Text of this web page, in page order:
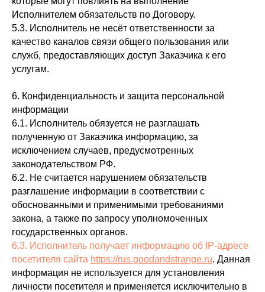
Исполнителем обязательств по Договору.
5.3. Исполнитель не несёт ответственности за
качество каналов связи общего пользования или
служб, предоставляющих доступ Заказчика к его
услугам.
6. Конфиденциальность и защита персональной
информации
6.1. Исполнитель обязуется не разглашать
полученную от Заказчика информацию, за
исключением случаев, предусмотренных
законодательством РФ.
6.2. Не считается нарушением обязательств
разглашение информации в соответствии с
обоснованными и применимыми требованиями
закона, а также по запросу уполномоченных
государственных органов.
6.3. Исполнитель получает информацию об IP‑адресе
посетителя сайта https://rus.goodandstrange.ru. Данная
информация не используется для установления
личности посетителя и применяется исключительно в